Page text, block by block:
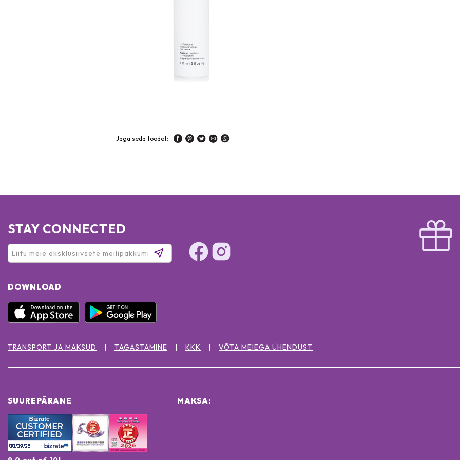
Jaga seda toodet:
STAY CONNECTED
DOWNLOAD
TRANSPORT JA MAKSUD TAGASTAMINE KKK VÕTA MEIEGA ÜHENDUST
SUUREPÄRANE MAKSA: